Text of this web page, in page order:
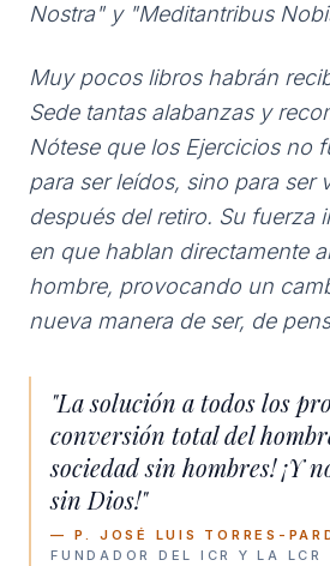
Nostra" y "Meditantribus
Muy pocos libros habrán
Sede tantas alabanzas y
Nótese que los Ejercicios no
para ser leídos, sino para ser
después del retiro. Su fuerza
en que hablan directamente
hombre, provocando un
nueva manera de ser, de
"La solución a todos los
conversión total del
sociedad sin hombres! ¡Y
sin Dios!"
— P. JOSÉ LUIS TORRES-
FUNDADOR DEL ICR Y LA LCR